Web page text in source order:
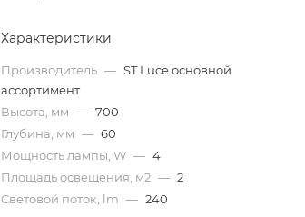
Характеристики
Производитель — ST Luce основной
ассортимент
Высота, мм — 700
Глубина, мм — 60
Мощность лампы, W — 4
Площадь освещения, м2 — 2
Световой поток, lm — 240